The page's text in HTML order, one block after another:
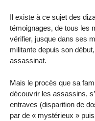
Il existe à ce sujet des
témoignages, de tous les
vérifier, jusque dans ses
militante depuis son
assassinat.
Mais le procès que sa
découvrir les assassins,
entraves (disparition de
par de « mystérieux »